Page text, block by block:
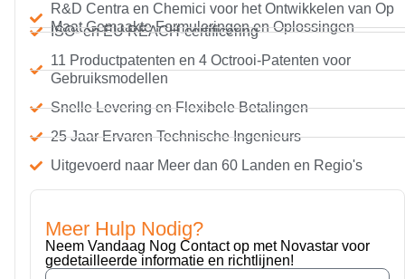
R&D Centra en Chemici voor het Ontwikkelen van Op
Maat Gemaakte Formuleringen en Oplossingen
ISO- en EU REACH-certificering
11 Productpatenten en 4 Octrooi-Patenten voor
Gebruiksmodellen
Snelle Levering en Flexibele Betalingen
25 Jaar Ervaren Technische Ingenieurs
Uitgevoerd naar Meer dan 60 Landen en Regio's
Meer Hulp Nodig?
Neem Vandaag Nog Contact op met Novastar voor
gedetailleerde informatie en richtlijnen!